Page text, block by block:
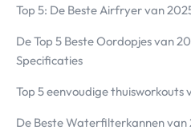
Top 5: De Beste Airfryer van
De Top 5 Beste Oordopjes van
Specificaties
Top 5 eenvoudige thuisworkouts
De Beste Waterfilterkannen van